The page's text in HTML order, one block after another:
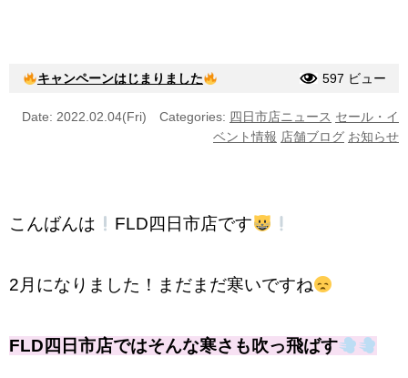
キャンペーンはじまりました 597 ビュー
Date: 2022.02.04(Fri) Categories: 四日市店ニュース セール・イ
ベント情報 店舗ブログ お知らせ
こんばんは FLD四日市店です
2月になりました！まだまだ寒いですね
FLD四日市店ではそんな寒さも吹っ飛ばす